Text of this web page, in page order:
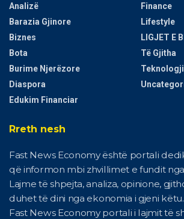
Analizë
Barazia Gjinore
Biznes
Bota
Burime Njerëzore
Diaspora
Edukim Financiar
Finance
Lifestyle
LIGJET E
Të Gjitha
Teknologji
Rreth nesh
Fast News Economy është portali
që informon mbi zhvillimet e fundit
Lajme të shpejta, analiza, opinione,
duhet të dini nga ekonomia i gjeni këtu.
Fast News Economy portali i lajmit të